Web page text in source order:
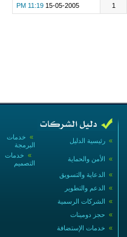
1
15-05-2005
11:19 PM
» خدمات
البرمجة
» رئيسية الدليل
» خدمات
التصميم
» الأمن والحماية
» الدعاية والتسويق
» الدعم والتطوير
» الشركات الرسمية
» حجز دومينات
» خدمات الإستضافة